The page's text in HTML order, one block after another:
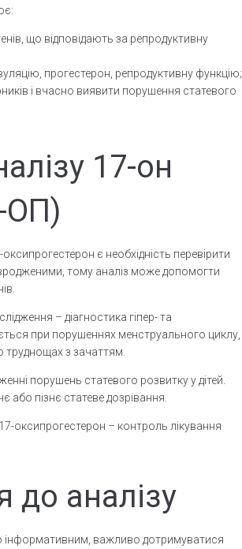
що відповідають за репродуктивну
прогестерон, репродуктивну функцію;
і вчасно виявити порушення статевого
17-он
ОП)
є необхідність перевірити
тому аналіз може допомогти
– діагностика гіпер- та
при порушеннях менструального циклу,
труднощах з зачаттям.
порушень статевого розвитку у дітей.
або пізнє статеве дозрівання.
оксипрогестерон – контроль лікування
до аналізу
інформативним, важливо дотримуватися